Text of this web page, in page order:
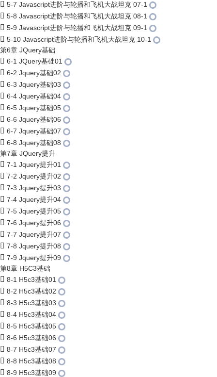
5-7 Javascript进阶与轮播和飞机大战坦克 07-1
5-8 Javascript进阶与轮播和飞机大战坦克 08-1
5-9 Javascript进阶与轮播和飞机大战坦克 09-1
5-10 Javascript进阶与轮播和飞机大战坦克 10-1
第6章 JQuery基础
6-1 JQuery基础01
6-2 Jquery基础02
6-3 Jquery基础03
6-4 Jquery基础04
6-5 Jquery基础05
6-6 Jquery基础06
6-7 Jquery基础07
6-8 Jquery基础08
第7章 JQuery提升
7-1 Jquery提升01
7-2 Jquery提升02
7-3 Jquery提升03
7-4 Jquery提升04
7-5 Jquery提升05
7-6 Jquery提升06
7-7 Jquery提升07
7-8 Jquery提升08
7-9 Jquery提升09
第8章 H5C3基础
8-1 H5c3基础01
8-2 H5c3基础02
8-3 H5c3基础03
8-4 H5c3基础04
8-5 H5c3基础05
8-6 H5c3基础06
8-7 H5c3基础07
8-8 H5c3基础08
8-9 H5c3基础09